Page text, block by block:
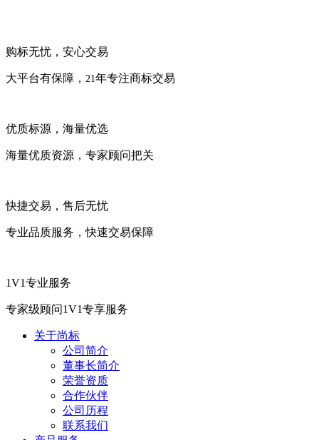
购标无忧，安心交易
大平台有保障， 21 年专注商标交易
优质标源，海量优选
海量优质资源，专家顾问把关
快捷交易，售后无忧
专业品质服务，快速交易保障
1V1专业服务
专家级顾问1V1专享服务
关于尚标
公司简介
董事长简介
荣誉资质
合作伙伴
公司历程
联系我们